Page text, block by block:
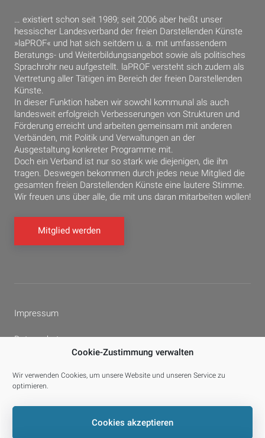
Cookie-Zustimmung verwalten
Wir verwenden Cookies, um unsere Website und unseren Service zu
optimieren.
Cookies akzeptieren
… existiert schon seit 1989; seit 2006 aber heißt unser
hessischer Landesverband der freien Darstellenden Künste
»laPROF« und hat sich seitdem u. a. mit umfassendem
Beratungs- und Weiterbildungsangebot sowie als politisches
Sprachrohr neu aufgestellt. laPROF versteht sich zudem als
Vertretung aller Tätigen im Bereich der freien Darstellenden
Künste.
In dieser Funktion haben wir sowohl kommunal als auch
landesweit erfolgreich Verbesserungen von Strukturen und
Förderung erreicht und arbeiten gemeinsam mit anderen
Verbänden, mit Politik und Verwaltungen an der
Ausgestaltung konkreter Programme mit.
Doch ein Verband ist nur so stark wie diejenigen, die ihn
tragen. Deswegen bekommen durch jedes neue Mitglied die
gesamten freien Darstellenden Künste eine lautere Stimme.
Wir freuen uns über alle, die mit uns daran mitarbeiten wollen!
Mitglied werden
Impressum
Datenschutz